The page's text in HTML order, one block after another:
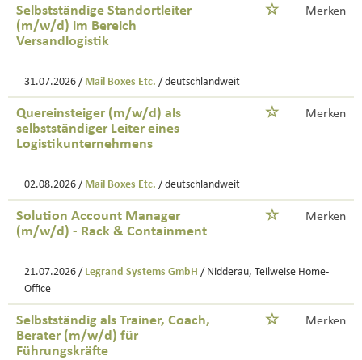
Selbstständige Standortleiter
(m/w/d) im Bereich
Versandlogistik
Merken
31.07.2026 / Mail Boxes Etc. / deutschlandweit
Quereinsteiger (m/w/d) als
selbstständiger Leiter eines
Logistikunternehmens
Merken
02.08.2026 / Mail Boxes Etc. / deutschlandweit
Solution Account Manager
(m/w/d) - Rack & Containment
Merken
21.07.2026 / Legrand Systems GmbH / Nidderau, Teilweise Home-
Office
Selbstständig als Trainer, Coach,
Berater (m/w/d) für
Führungskräfte
Merken